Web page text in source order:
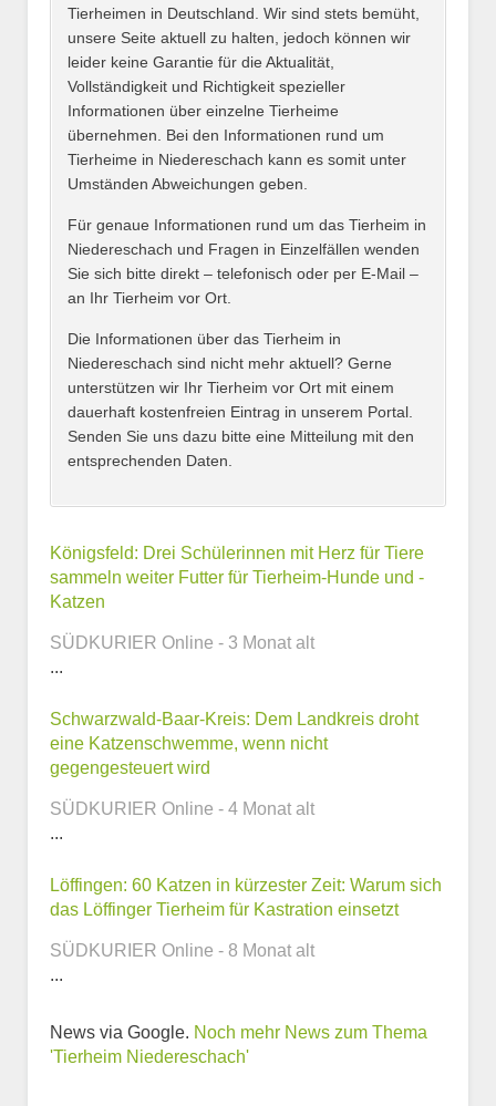
E-Mail*
Name des Tierheims*
Kontaktmöglichkeiten
Telefonnummer
Trägerverein
Tierheimen in Deutschland. Wir sind stets bemüht,
unsere Seite aktuell zu halten, jedoch können wir
leider keine Garantie für die Aktualität,
Vollständigkeit und Richtigkeit spezieller
Informationen über einzelne Tierheime
übernehmen. Bei den Informationen rund um
Tierheime in Niedereschach kann es somit unter
Umständen Abweichungen geben.
Für genaue Informationen rund um das Tierheim in
Niedereschach und Fragen in Einzelfällen wenden
Sie sich bitte direkt – telefonisch oder per E-Mail –
an Ihr Tierheim vor Ort.
Die Informationen über das Tierheim in
Niedereschach sind nicht mehr aktuell? Gerne
unterstützen wir Ihr Tierheim vor Ort mit einem
dauerhaft kostenfreien Eintrag in unserem Portal.
Senden Sie uns dazu bitte eine Mitteilung mit den
entsprechenden Daten.
Königsfeld: Drei Schülerinnen mit Herz für Tiere
sammeln weiter Futter für Tierheim-Hunde und -
Katzen
SÜDKURIER Online - 3 Monat alt
...
Schwarzwald-Baar-Kreis: Dem Landkreis droht
eine Katzenschwemme, wenn nicht
gegengesteuert wird
SÜDKURIER Online - 4 Monat alt
...
Löffingen: 60 Katzen in kürzester Zeit: Warum sich
das Löffinger Tierheim für Kastration einsetzt
SÜDKURIER Online - 8 Monat alt
...
News via Google. Noch mehr News zum Thema
'Tierheim Niedereschach'